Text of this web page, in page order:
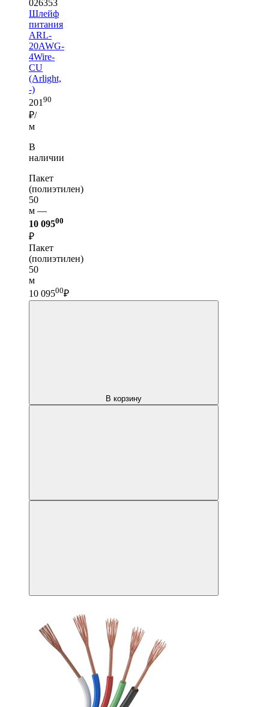
026353
Шлейф
питания
ARL-
20AWG-
4Wire-
CU
(Arlight,
-)
201 90
₽/
м
В
наличии
Пакет
(полиэтилен)
50
м —
10 09500
₽
Пакет
(полиэтилен)
50
м
10 09500₽
В корзину